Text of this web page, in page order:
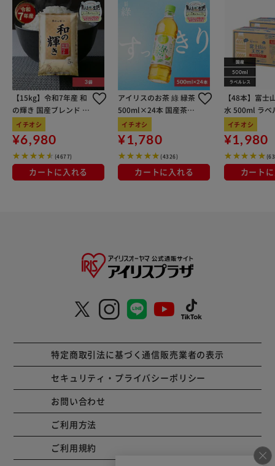
【15kg】令和7年産 和
の輝き 国産ブレンド 5
kg×3袋
イチオシ
¥6,980
(4677)
カートに入れる
アイリスのお茶 綠 緑茶
500ml×24本 国産茶葉
100％使用
イチオシ
¥1,780
(4326)
カートに入れる
【48本】富士
水 500ml ラベ
イチオシ
¥1,980
カート
特定商取引法に基づく通信販売業者の表示
セキュリティ・プライバシーポリシー
お問い合わせ
ご利用方法
ご利用規約